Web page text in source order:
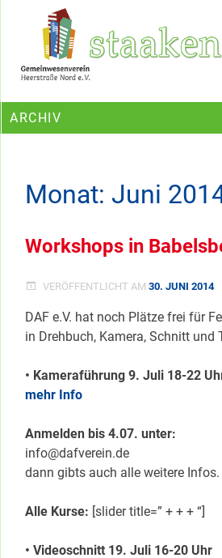
Ein Projekt des Gemeinwesenvereins
ARCHIV
Monat: Juni
Workshops in
VERÖFFENTLICHT AM 30. JUNI 2014
DAF e.V. hat noch Plätze frei für
in Drehbuch, Kamera, Schnitt und
• Kameraführung 9. Juli 18-22
mehr Info
Anmelden bis 4.07. unter:
info@dafverein.de
dann gibts auch alle weitere Infos.
Alle Kurse: [slider title=” + + + “]
• Videoschnitt 19. Juli 16-20 Uhr